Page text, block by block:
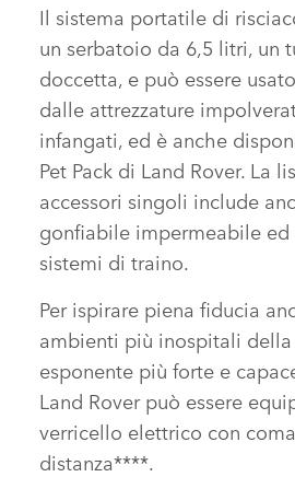
Il sistema portatile di
un serbatoio da 6,5 litri, un
doccetta, e può essere
dalle attrezzature
infangati, ed è anche
Pet Pack di Land Rover. La
accessori singoli include
gonfiabile impermeabile ed
sistemi di traino.
Per ispirare piena fiducia
ambienti più inospitali della
esponente più forte e
Land Rover può essere
verricello elettrico con
distanza****.